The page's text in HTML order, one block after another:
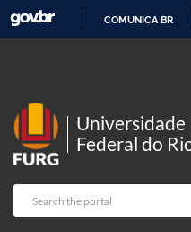
COMUNICA BR
Universidade
Federal do